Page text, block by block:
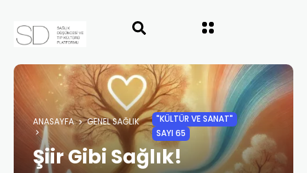
ANASAYFA GENEL SAĞLIK
"KÜLTÜR VE SANAT"
SAYI 65
Şiir Gibi Sağlık!